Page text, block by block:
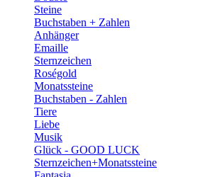
Steine
Buchstaben + Zahlen
Anhänger
Emaille
Sternzeichen
Roségold
Monatssteine
Buchstaben - Zahlen
Tiere
Liebe
Musik
Glück - GOOD LUCK
Sternzeichen+Monatssteine